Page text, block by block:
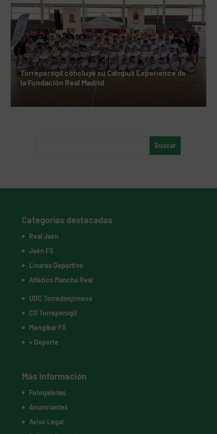
Torreperogil concluye su Campus Experience de
la Fundación Real Madrid
Categorías destacadas
Real Jaén
Jaén FS
Linares Deportivo
Atlético Mancha Real
UDC Torredonjimeno
CD Torreperogil
Mengíbar FS
+ Deporte
Más información
Fotogalerías
Anunciantes
Aviso Legal